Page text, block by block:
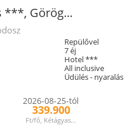
***, Görög...
Repülővel
7 éj
Hotel ***
All inclusive
Üdülés - nyaralás
2026-08-25-tól
339.900
Ft/fő, Kétágyas...